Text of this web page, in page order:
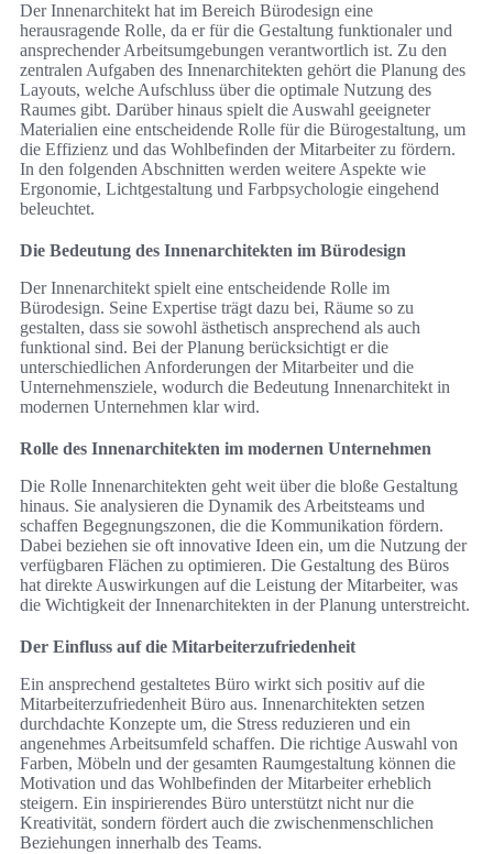
Der Innenarchitekt hat im Bereich Bürodesign eine
herausragende Rolle, da er für die Gestaltung funktionaler und
ansprechender Arbeitsumgebungen verantwortlich ist. Zu den
zentralen Aufgaben des Innenarchitekten gehört die Planung des
Layouts, welche Aufschluss über die optimale Nutzung des
Raumes gibt. Darüber hinaus spielt die Auswahl geeigneter
Materialien eine entscheidende Rolle für die Bürogestaltung, um
die Effizienz und das Wohlbefinden der Mitarbeiter zu fördern.
In den folgenden Abschnitten werden weitere Aspekte wie
Ergonomie, Lichtgestaltung und Farbpsychologie eingehend
beleuchtet.
Die Bedeutung des Innenarchitekten im Bürodesign
Der Innenarchitekt spielt eine entscheidende Rolle im
Bürodesign. Seine Expertise trägt dazu bei, Räume so zu
gestalten, dass sie sowohl ästhetisch ansprechend als auch
funktional sind. Bei der Planung berücksichtigt er die
unterschiedlichen Anforderungen der Mitarbeiter und die
Unternehmensziele, wodurch die Bedeutung Innenarchitekt in
modernen Unternehmen klar wird.
Rolle des Innenarchitekten im modernen Unternehmen
Die Rolle Innenarchitekten geht weit über die bloße Gestaltung
hinaus. Sie analysieren die Dynamik des Arbeitsteams und
schaffen Begegnungszonen, die die Kommunikation fördern.
Dabei beziehen sie oft innovative Ideen ein, um die Nutzung der
verfügbaren Flächen zu optimieren. Die Gestaltung des Büros
hat direkte Auswirkungen auf die Leistung der Mitarbeiter, was
die Wichtigkeit der Innenarchitekten in der Planung unterstreicht.
Der Einfluss auf die Mitarbeiterzufriedenheit
Ein ansprechend gestaltetes Büro wirkt sich positiv auf die
Mitarbeiterzufriedenheit Büro aus. Innenarchitekten setzen
durchdachte Konzepte um, die Stress reduzieren und ein
angenehmes Arbeitsumfeld schaffen. Die richtige Auswahl von
Farben, Möbeln und der gesamten Raumgestaltung können die
Motivation und das Wohlbefinden der Mitarbeiter erheblich
steigern. Ein inspirierendes Büro unterstützt nicht nur die
Kreativität, sondern fördert auch die zwischenmenschlichen
Beziehungen innerhalb des Teams.